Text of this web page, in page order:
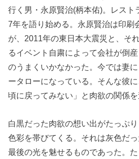
行く男・永原賢治(柄本佑)。レスト
7年を語り始める。永原賢治は印刷
が、2011年の東日本大震災と、そ
るイベント自粛によって会社が倒
のうまくいかなかった。今では妻
ータローになっている。そんな彼
頃に戻ってみない」と肉欲の関係を
白黒だった肉欲の想い出がたっぷり
色彩を帯びてくる。それは灰色だ
最後の光を魅せるものであった。